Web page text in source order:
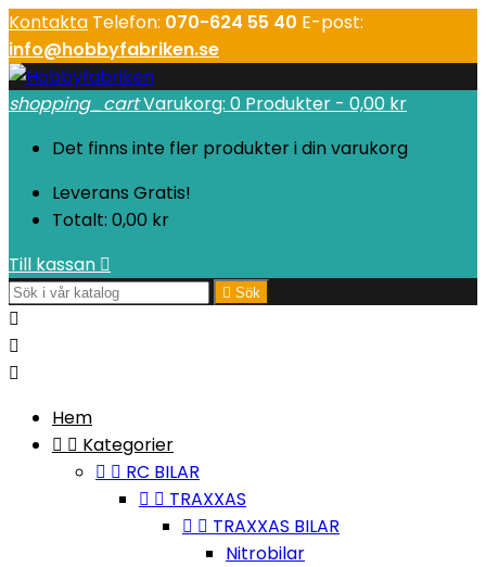
Kontakta Telefon: 070-624 55 40 E-post:
info@hobbyfabriken.se
shopping_cartVarukorg: 0 Produkter - 0,00 kr
Det finns inte fler produkter i din varukorg
Leverans Gratis!
Totalt: 0,00 kr
Till kassan 
 Sök



Hem
  Kategorier
  RC BILAR
  TRAXXAS
  TRAXXAS BILAR
Nitrobilar